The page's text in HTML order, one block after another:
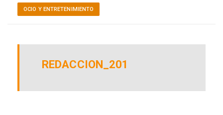
OCIO Y ENTRETENIMIENTO
REDACCION_201